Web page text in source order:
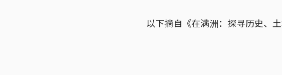
以下摘自《在满洲：探寻历史、